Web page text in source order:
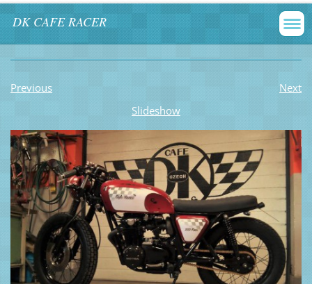
DK CAFE RACER
Previous
Next
Slideshow